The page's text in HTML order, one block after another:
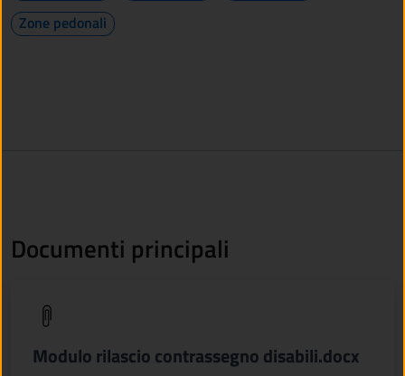
Zone pedonali
Documenti principali
Modulo rilascio contrassegno disabili.docx
(apre in un'altra scheda).